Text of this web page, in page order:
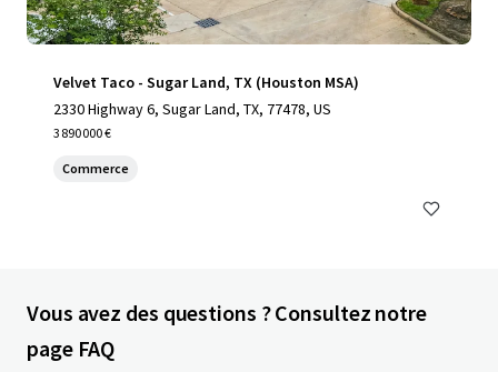
Velvet Taco - Sugar Land, TX (Houston MSA)
2330 Highway 6, Sugar Land, TX, 77478, US
3 890 000 €
Commerce
Vous avez des questions ? Consultez notre
page FAQ